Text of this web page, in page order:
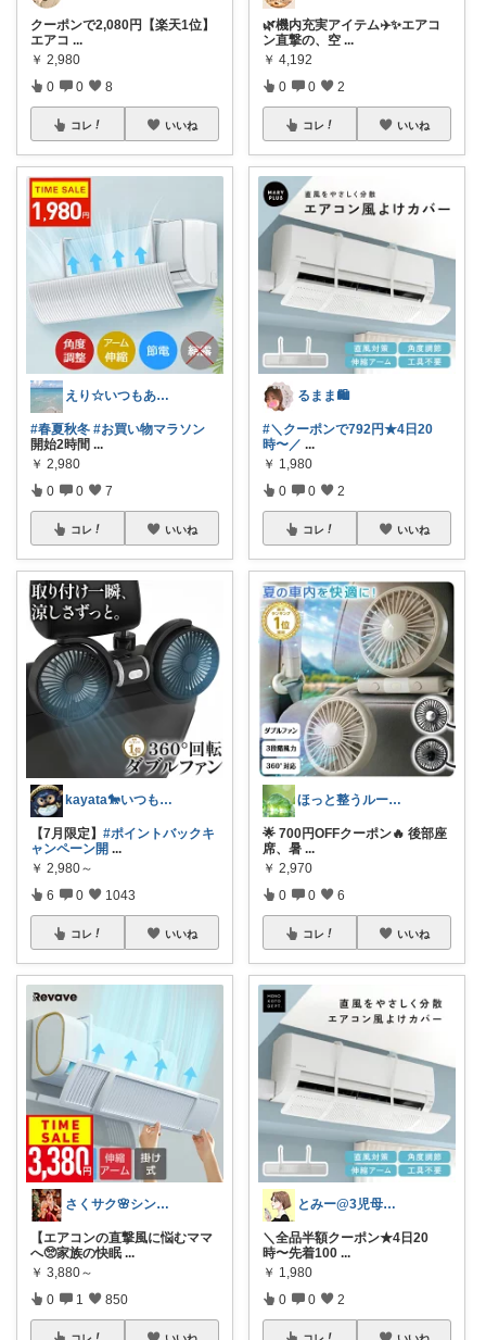
クーポンで2,080円【楽天1位】
エアコ ...
￥ 2,980
0 0 8
コレ いいね
えり☆いつもありがとうございます
#春夏秋冬 #お買い物マラソン
開始2時間 ...
￥ 2,980
0 0 7
コレ いいね
kayata🐎いつもありがとう😊
【7月限定】 #ポイントバックキ
ャンペーン開 ...
￥ 2,980～
6 0 1043
コレ いいね
さくサク🌸シンプルライフと便利なモノ
【エアコンの直撃風に悩むママ
へ🥺家族の快眠 ...
￥ 3,880～
0 1 850
コレ いいね
🌿機内充実アイテム✈️✨エアコ
ン直撃の、空 ...
￥ 4,192
0 0 2
コレ いいね
るまま🛍️
#＼クーポンで792円★4日20
時〜／ ...
￥ 1,980
0 0 2
コレ いいね
ほっと整うルーム🌿
🌟 700円OFFクーポン🔥 後部座
席、暑 ...
￥ 2,970
0 0 6
コレ いいね
とみー@3児母の部屋⭐️
＼全品半額クーポン★4日20
時〜先着100 ...
￥ 1,980
0 0 2
コレ いいね